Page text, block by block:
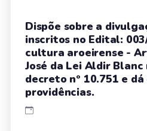
Dispõe sobre a
inscritos no Edital:
cultura aroeirense -
José da Lei Aldir Blanc
decreto nº 10.751 e
providências.